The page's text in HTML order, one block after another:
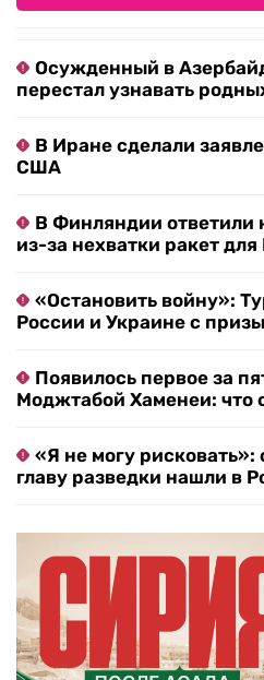
Осужденный в
перестал узнавать
В Иране сделали
США
В Финляндии
из-за нехватки ракет
«Остановить войну»:
России и Украине с
Появилось первое за
Моджтабой Хаменеи: что
«Я не могу
главу разведки нашли в